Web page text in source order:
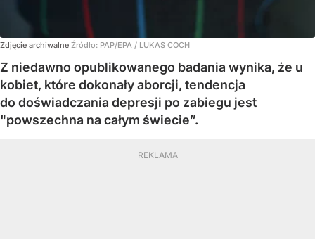
Zdjęcie archiwalne Źródło: PAP/EPA / LUKAS COCH
Z niedawno opublikowanego badania wynika, że ​​u
kobiet, które dokonały aborcji, tendencja
do doświadczania depresji po zabiegu jest
"powszechna na całym świecie”.